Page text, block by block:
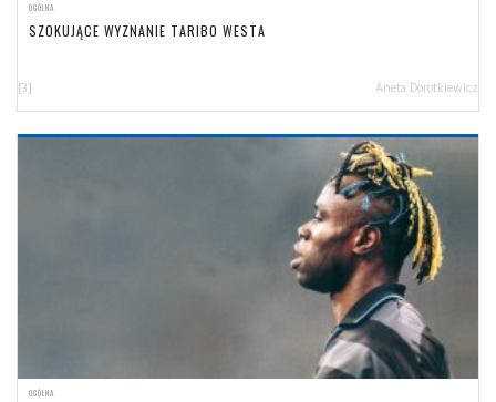
OGÓLNA
SZOKUJĄCE WYZNANIE TARIBO WESTA
[3] Aneta Dorotkiewicz
OGÓLNA